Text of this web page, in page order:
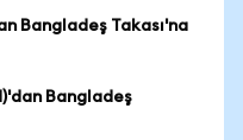
Bangladeş Takası'na
Bangladeş